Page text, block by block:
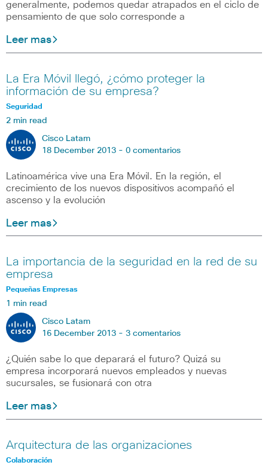
generalmente, podemos quedar atrapados en el ciclo de
pensamiento de que solo corresponde a
Leer mas
La Era Móvil llegó, ¿cómo proteger la
información de su empresa?
Seguridad
2 min read
Cisco Latam
18 December 2013 - 0 comentarios
Latinoamérica vive una Era Móvil. En la región, el
crecimiento de los nuevos dispositivos acompañó el
ascenso y la evolución
Leer mas
La importancia de la seguridad en la red de su
empresa
Pequeñas Empresas
1 min read
Cisco Latam
16 December 2013 - 3 comentarios
¿Quién sabe lo que deparará el futuro? Quizá su
empresa incorporará nuevos empleados y nuevas
sucursales, se fusionará con otra
Leer mas
Arquitectura de las organizaciones
Colaboración